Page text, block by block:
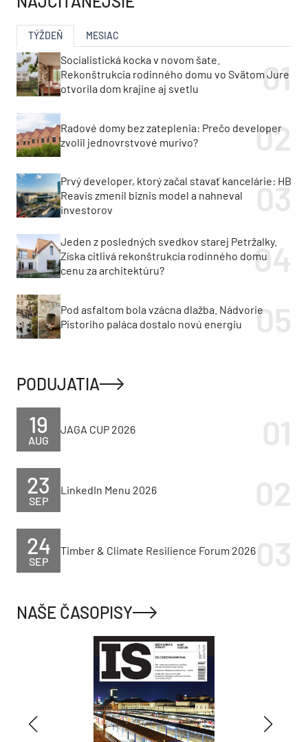
TÝŽDEŇ MESIAC
Socialistická kocka v novom šate.
Rekonštrukcia rodinného domu vo Svätom Jure
otvorila dom krajine aj svetlu
Radové domy bez zateplenia: Prečo developer
zvolil jednovrstvové murivo?
Prvý developer, ktorý začal stavať kancelárie: HB
Reavis zmenil biznis model a nahneval
investorov
Jeden z posledných svedkov starej Petržalky.
Získa citlivá rekonštrukcia rodinného domu
cenu za architektúru?
Pod asfaltom bola vzácna dlažba. Nádvorie
Pistoriho paláca dostalo novú energiu
PODUJATIA
AUG
19 JAGA CUP 2026
SEP
23 LinkedIn Menu 2026
SEP
24 Timber & Climate Resilience Forum 2026
NAŠE ČASOPISY